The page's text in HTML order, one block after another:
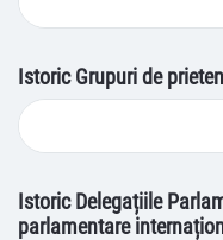
Istoric Grupuri de
Istoric Delegațiile
parlamentare